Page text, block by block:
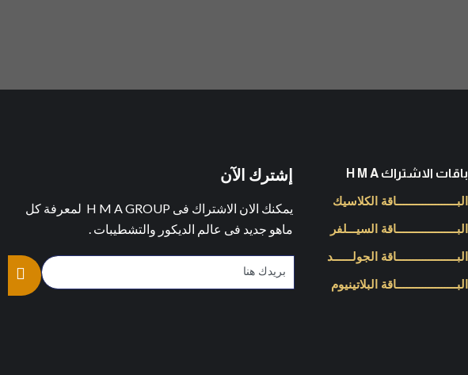
باقات الاشتراك H M A
البـــــــــــــــــــاقة الكلاسيك
البـــــــــــــــــــاقة السيـــلفر
البـــــــــــــــــــاقة الجولــــــد
البـــــــــــــــــــاقة البلاتينيوم
إشترك الآن
يمكنك الان الاشتراك فى H M A GROUP لمعرفة كل
ماهو جديد فى عالم الديكور والتشطيبات .